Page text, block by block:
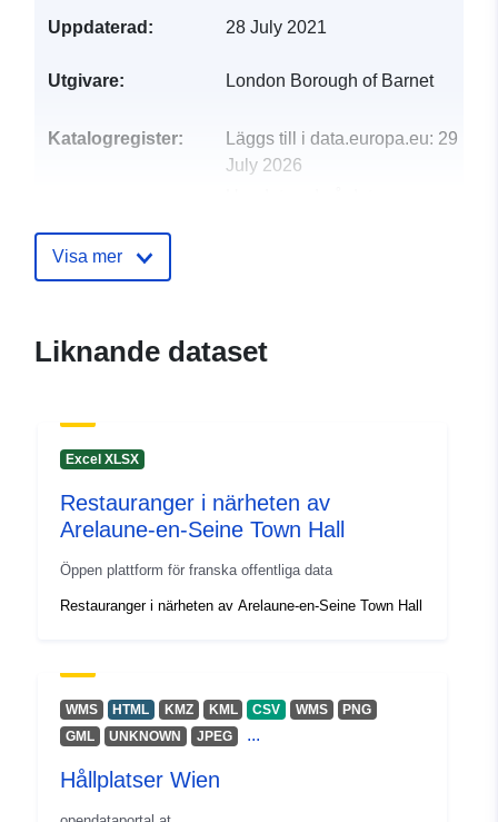
Uppdaterad: 28 July 2021
Utgivare: London Borough of Barnet
Katalogregister: Läggs till i data.europa.eu: 29
July 2026
uriRef:
Visa mer
Liknande dataset
Excel XLSX
Restauranger i närheten av
Arelaune-en-Seine Town Hall
Öppen plattform för franska offentliga data
Restauranger i närheten av Arelaune-en-Seine Town Hall
WMS HTML KMZ KML CSV WMS
PNG
GML
UNKNOWN JPEG ...
Hållplatser Wien